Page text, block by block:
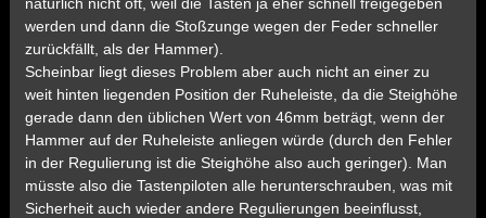
werden und dann die Stoßzunge wegen der Feder schneller
zurückfällt, als der Hammer).
Scheinbar liegt dieses Problem aber auch nicht an einer zu
weit hinten liegenden Position der Ruheleiste, da die Steighöhe
gerade dann den üblichen Wert von 46mm beträgt, wenn der
Hammer auf der Ruheleiste anliegen würde (durch den Fehler
in der Regulierung ist die Steighöhe also auch geringer). Man
müsste also die Tastenpiloten alle herunterschrauben, was mit
Sicherheit auch wieder andere Regulierungen beeinflusst,